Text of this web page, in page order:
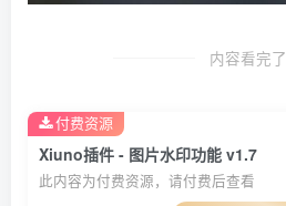
内容看完了
Xiuno插件 - 图片水印功能 v1.7
此内容为付费资源，请付费后查看
付费资源